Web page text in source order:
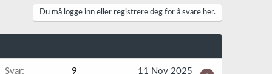
Du må logge inn eller registrere deg for å svare her.
Svar 9 11 Nov 2025